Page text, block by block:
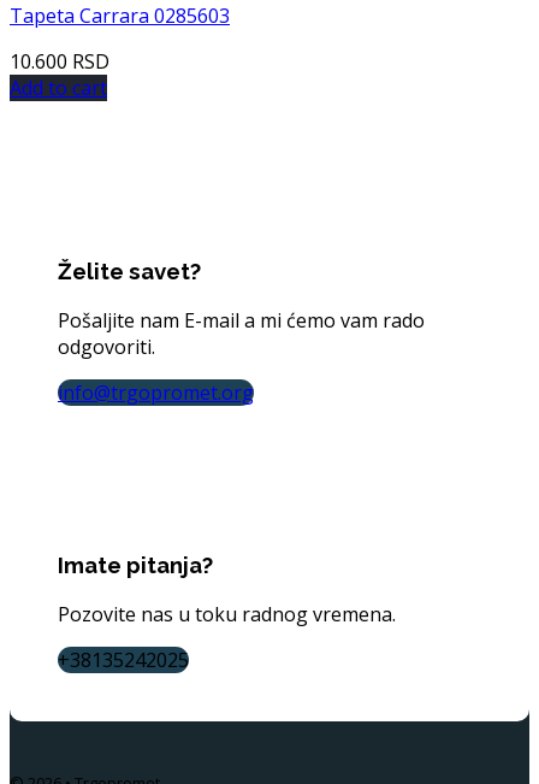
Tapeta Carrara 0285603
10.600 RSD
Add to cart
Želite savet?
Pošaljite nam E-mail a mi ćemo vam rado
odgovoriti.
info@trgopromet.org
Imate pitanja?
Pozovite nas u toku radnog vremena.
+38135242025